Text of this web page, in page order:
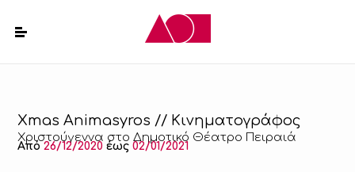
Xmas Animasyros // Κινηματογράφος
Χριστούγεννα στο Δημοτικό Θέατρο Πειραιά
Από26/12/2020 έως02/01/2021